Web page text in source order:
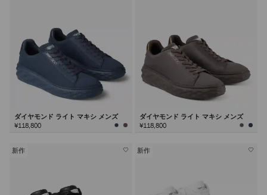
ダイヤモンド ライト マキシ メンズ
¥118,800
ダイヤモンド ライト マキシ メンズ
¥118,800
新作 新作